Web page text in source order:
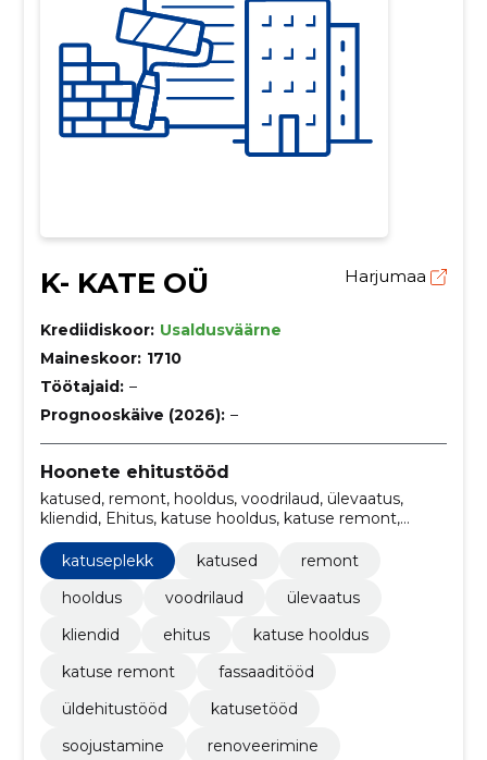
K- KATE OÜ Harjumaa
Krediidiskoor: Usaldusväärne
Maineskoor: 1710
Töötajaid: –
Prognooskäive (2026): –
Hoonete ehitustööd
katused, remont, hooldus, voodrilaud, ülevaatus,
kliendid, Ehitus, katuse hooldus, katuse remont,
katuseplekk
katused
remont
hooldus
voodrilaud
ülevaatus
kliendid
ehitus
katuse hooldus
katuse remont
fassaaditööd
üldehitustööd
katusetööd
soojustamine
renoveerimine